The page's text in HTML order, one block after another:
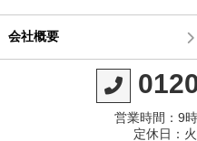
会社概要
営業時間：9
定休日：